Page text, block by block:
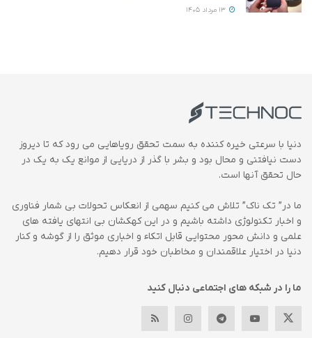
دنیا با سرعتی خیره کننده به سمت تحقق رویاهایی می رود که تا دیروز
دست نیافتنی و محال بود و بشر با گذر از دریایی از موانع یک به یک در
حال تحقق آنها است.
ما در” تک ناک” تلاش می کنیم سهمی از انعکاس تحولات بی شمار فناوری
و اخبار تکنولوژی داشته باشیم و در این کهکشان بی انتهای یافته های
علمی و دانش محور محتوایی قابل اتکاء و اخباری موثق را از گوشه و کنار
دنیا در اختیار علاقمندان و مخاطبان خود قرار دهیم.
ما را در شبکه های اجتماعی دنبال کنید